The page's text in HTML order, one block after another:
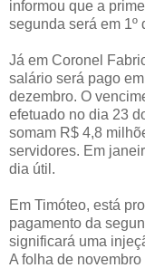
informou que a
segunda será em 1º
Já em Coronel
salário será pago
dezembro. O
efetuado no dia 23
somam R$ 4,8
servidores. Em
dia útil.
Em Timóteo, está
pagamento da
significará uma
A folha de